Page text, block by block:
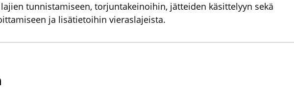
tunnistamiseen, torjuntakeinoihin, jätteiden käsittelyyn sekä
ja lisätietoihin vieraslajeista.